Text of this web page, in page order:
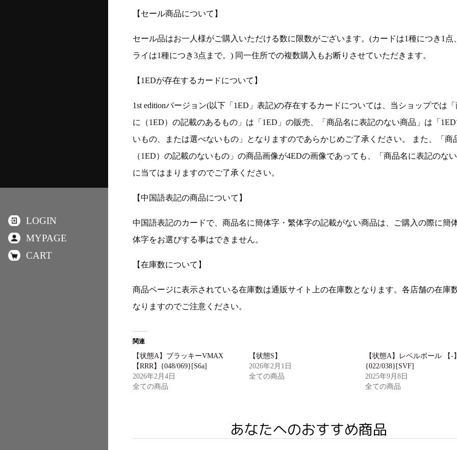
【セール商品について】
セール品はお一人様がご購入いただける数に限数がございます。(カードは1種につき1点
ライは1種につき3点まで。) 同一住所での複数購入もお断りさせていただきます。
【1EDが存在するカードについて】
1st editionバージョン(以下「1ED」表記)の存在するカードについては、当ショップでは「
に（1ED）の記載のあるもの」は「1ED」の販売、「商品名に表記のない商品」は「
いもの、または選べないもの」となりますのであらかじめご了承ください。 また、「商
（1ED）の記載のないもの」の商品画像が4EDの画像であっても、「商品名に表記のない
に当てはまりますのでご了承ください。
【中国語表記の商品について】
中国語表記のカードで、商品名に簡体字・繁体字の記載がない商品は、ご購入の際に簡
体字をお選びする事はできません。
【在庫数について】
商品ページに表示されている在庫数は通販サイト上の在庫数となります。各店舗の在庫
なりますのでご注意ください。
関連
【状態A】ブラッキーVMAX
【RRR】{048/069}[S6a]
2026年2月4日
全ての商品
【状態S】
2026年2月1日
全ての商品
【状態A】レベルボール 【-】
{022/038}[SVF]
2025年9月8日
全ての商品
あなたへのおすすめ商品
LOGIN
MYPAGE
CART